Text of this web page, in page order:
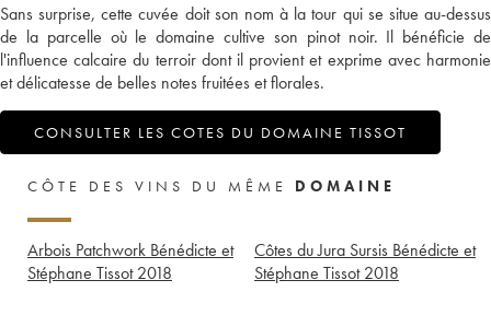
Sans surprise, cette cuvée doit son nom à la tour qui se situe au-dessus
de la parcelle où le domaine cultive son pinot noir. Il bénéficie de
l'influence calcaire du terroir dont il provient et exprime avec harmonie
et délicatesse de belles notes fruitées et florales.
CONSULTER LES COTES DU DOMAINE TISSOT
CÔTE DES VINS DU MÊME DOMAINE
Arbois Patchwork Bénédicte et
Stéphane Tissot 2018
Côtes du Jura Sursis Bénédicte et
Stéphane Tissot 2018